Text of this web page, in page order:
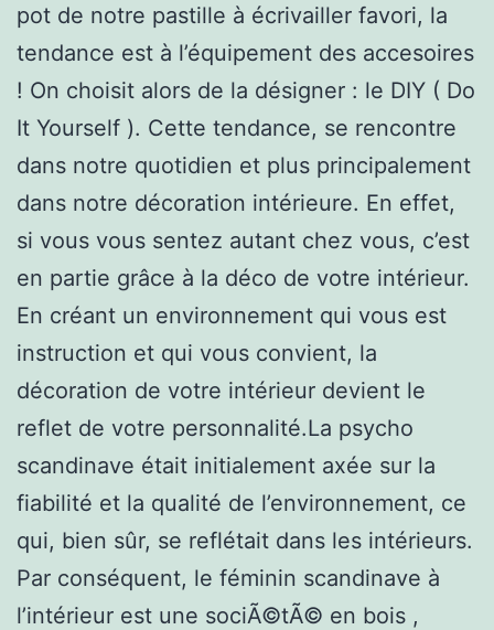
pot de notre pastille à écrivailler favori, la
tendance est à l’équipement des accesoires
! On choisit alors de la désigner : le DIY ( Do
It Yourself ). Cette tendance, se rencontre
dans notre quotidien et plus principalement
dans notre décoration intérieure. En effet,
si vous vous sentez autant chez vous, c’est
en partie grâce à la déco de votre intérieur.
En créant un environnement qui vous est
instruction et qui vous convient, la
décoration de votre intérieur devient le
reflet de votre personnalité.La psycho
scandinave était initialement axée sur la
fiabilité et la qualité de l’environnement, ce
qui, bien sûr, se reflétait dans les intérieurs.
Par conséquent, le féminin scandinave à
l’intérieur est une sociÃ©tÃ© en bois ,